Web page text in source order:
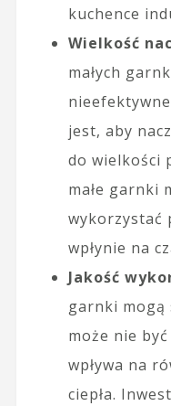
kuchence
Wielkość
małych
jest, aby
do wielkości
małe garnki
wykorzystać
wpłynie na
Jakość
garnki mogą
może nie
wpływa na
ciepła.